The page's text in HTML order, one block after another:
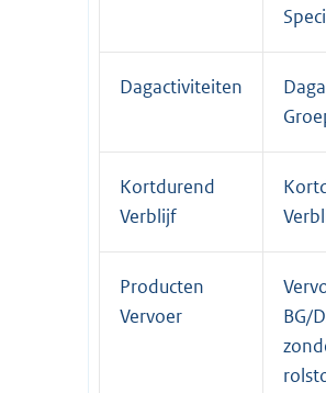
Dagactiviteiten
Kortdurend
Verblijf
Producten
Vervoer
BG/